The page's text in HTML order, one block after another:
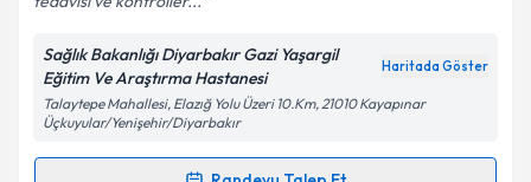
kapsamda işlenmesini kabul ediyorum.
Takvim Talebini Gönder
Sağlık Bakanlığı Diyarbakır Gazi Yaşargil
Eğitim Ve Araştırma Hastanesi
Haritada Göster
Talaytepe Mahallesi, Elazığ Yolu Üzeri 10.Km, 21010 Kayapınar
Üçkuyular/Yenişehir/Diyarbakır